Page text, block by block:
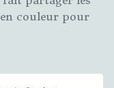
couleur pour